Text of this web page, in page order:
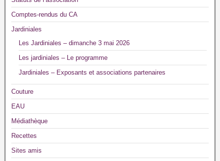
Comptes-rendus du CA
Jardiniales
Les Jardiniales – dimanche 3 mai 2026
Les jardiniales – Le programme
Jardiniales – Exposants et associations partenaires
Couture
EAU
Médiathèque
Recettes
Sites amis